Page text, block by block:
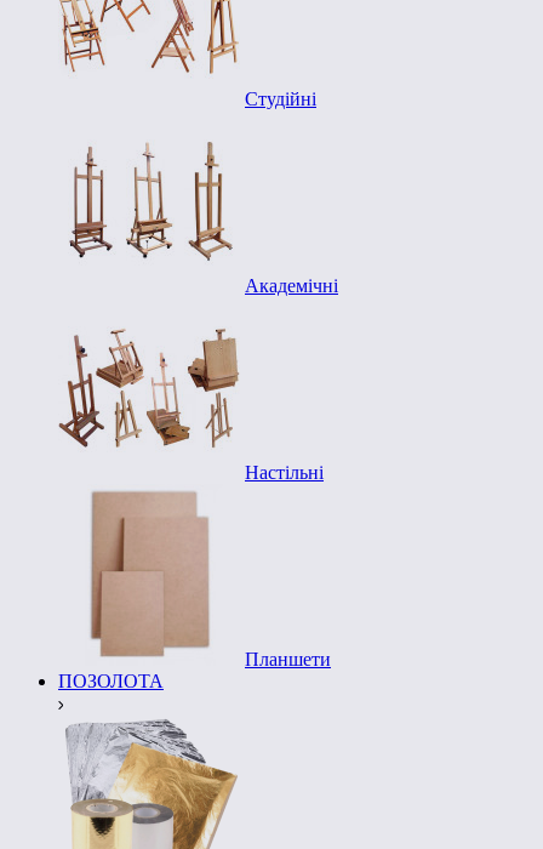
Студійні
Академічні
Настільні
Планшети
ПОЗОЛОТА